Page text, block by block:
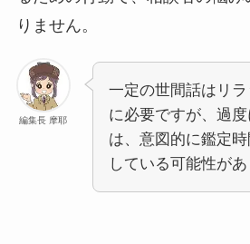
りません。
編集長 摩耶
一定の世間話はリ
に必要ですが、過
は、意図的に鑑定
している可能性があ